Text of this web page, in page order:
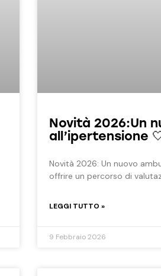
Novità 2026:Un
all’ipertensione
Novità 2026: Un nuovo
offrire un percorso di
LEGGI TUTTO »
9 Febbraio 2026